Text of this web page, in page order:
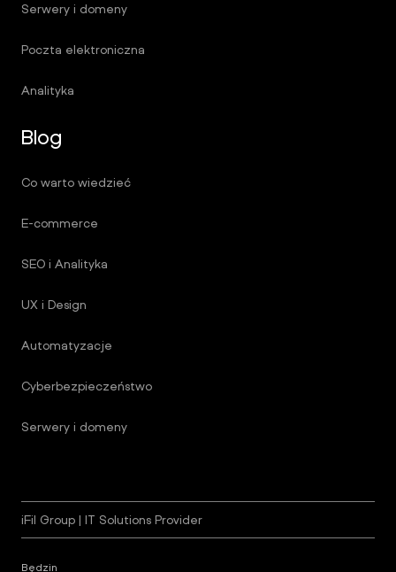
Serwery i domeny
Poczta elektroniczna
Analityka
Blog
Co warto wiedzieć
E-commerce
SEO i Analityka
UX i Design
Automatyzacje
Cyberbezpieczeństwo
Serwery i domeny
iFil Group | IT Solutions Provider
Będzin